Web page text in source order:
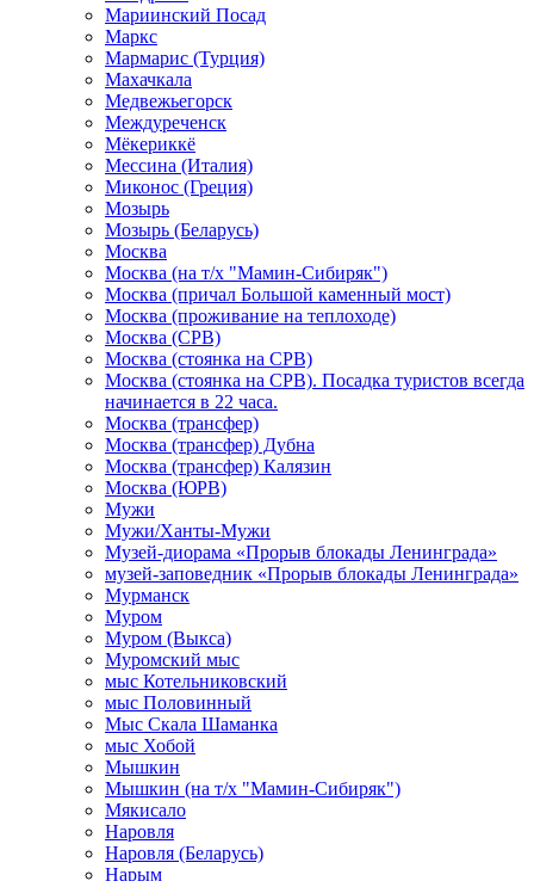
Мариинский Посад
Маркс
Мармарис (Турция)
Махачкала
Медвежьегорск
Междуреченск
Мёкериккё
Мессина (Италия)
Миконос (Греция)
Мозырь
Мозырь (Беларусь)
Москва
Москва (на т/х "Мамин-Сибиряк")
Москва (причал Большой каменный мост)
Москва (проживание на теплоходе)
Москва (СРВ)
Москва (стоянка на СРВ)
Москва (стоянка на СРВ). Посадка туристов всегда
начинается в 22 часа.
Москва (трансфер)
Москва (трансфер) Дубна
Москва (трансфер) Калязин
Москва (ЮРВ)
Мужи
Мужи/Ханты-Мужи
Музей-диорама «Прорыв блокады Ленинграда»
музей-заповедник «Прорыв блокады Ленинграда»
Мурманск
Муром
Муром (Выкса)
Муромский мыс
мыс Котельниковский
мыс Половинный
Мыс Скала Шаманка
мыс Хобой
Мышкин
Мышкин (на т/х "Мамин-Сибиряк")
Мякисало
Наровля
Наровля (Беларусь)
Нарым